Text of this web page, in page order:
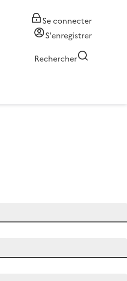
Se connecter
S'enregistrer
Rechercher